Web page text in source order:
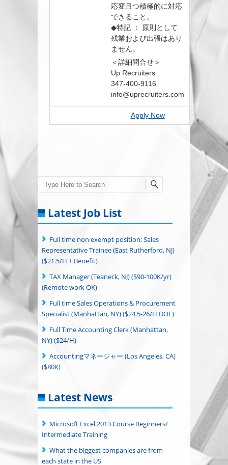
応変且つ積極的に対応
できること。
◆特記 ： 原則として
残業および出張はあり
ません。
＜詳細問合せ＞
Up Recruiters
347-400-9116
info@uprecruiters.com
Apply Now
Search
Latest Job List
Full time non exempt position: Sales
Representative Trainee (East Rutherford, NJ)
($21.5/H + Benefit)
TAX Manager (Teaneck, NJ) ($90-100K/yr)
(Remote work OK)
Full time Sales Operations & Procurement
Specialist (Manhattan, NY) ($24.5-26/H DOE)
Full Time Accounting Clerk (Manhattan,
NY) ($24/H)
Accountingマネージャー (Los Angeles, CA)
($80K)
Latest News
Microsoft Excel 2013 Course Beginners/
Intermediate Training
What the biggest companies are from
each state in the US